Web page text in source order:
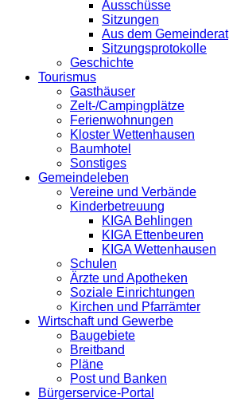
Ausschüsse
Sitzungen
Aus dem Gemeinderat
Sitzungsprotokolle
Geschichte
Tourismus
Gasthäuser
Zelt-/Campingplätze
Ferienwohnungen
Kloster Wettenhausen
Baumhotel
Sonstiges
Gemeindeleben
Vereine und Verbände
Kinderbetreuung
KIGA Behlingen
KIGA Ettenbeuren
KIGA Wettenhausen
Schulen
Ärzte und Apotheken
Soziale Einrichtungen
Kirchen und Pfarrämter
Wirtschaft und Gewerbe
Baugebiete
Breitband
Pläne
Post und Banken
Bürgerservice-Portal